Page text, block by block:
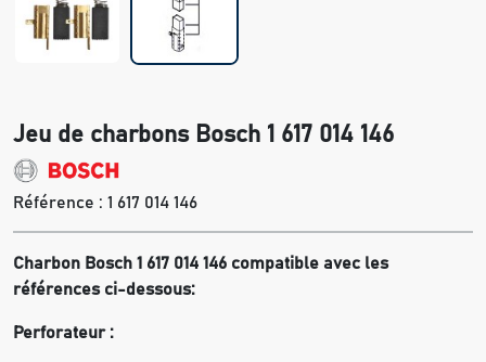
Jeu de charbons Bosch 1 617 014 146
Référence : 1 617 014 146
Charbon Bosch 1 617 014 146 compatible avec les
références ci-dessous:
Perforateur :